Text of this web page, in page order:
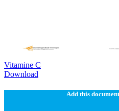
Vitamine C
Download
Add this